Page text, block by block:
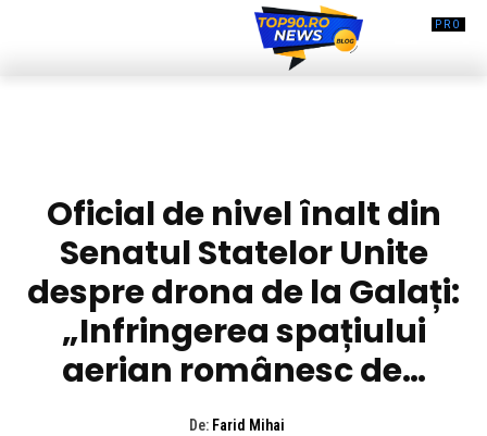
Oficial de nivel înalt din
Senatul Statelor Unite
despre drona de la Galați:
„Infringerea spațiului
aerian românesc de…
De: Farid Mihai